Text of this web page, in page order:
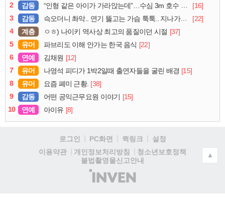
2
감동 “인형 같은 아이가 가라앉는데”…수심 3m 호수 뛰어든 60대 의인
[16]
3
감동 슥오더니 촤악.. 연기 뚫고는 가슴 툭툭.. 지나가던 아재의 정체
[22]
4
계층 ㅇㅎ) 나이키 역사상 최고의 품질이던 시절 [37]
5
유머 파브리도 이해 안가는 한국 음식 [22]
6
연예 김채원 [12]
7
유머 나영석 피디가 1박2일때 출연자들을 굴린 배경 [15]
8
유머 요즘 폐미 근황. [38]
9
감동 어떤 공익근무요원 이야기 [15]
10
연예 아이유 [8]
로그인 PC화면 퀵링크
설정
이용약관
개인정보처리방침
청소년보호정책
불법촬영물신고안내
(주)
인
▲